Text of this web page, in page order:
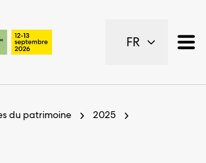
FR
du patrimoine
2025